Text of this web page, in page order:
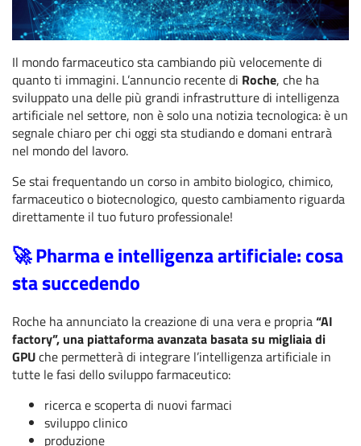
Il mondo farmaceutico sta cambiando più velocemente di
quanto ti immagini. L’annuncio recente di Roche, che ha
sviluppato una delle più grandi infrastrutture di intelligenza
artificiale nel settore, non è solo una notizia tecnologica: è un
segnale chiaro per chi oggi sta studiando e domani entrarà
nel mondo del lavoro.
Se stai frequentando un corso in ambito biologico, chimico,
farmaceutico o biotecnologico, questo cambiamento riguarda
direttamente il tuo futuro professionale!
🚀 Pharma e intelligenza artificiale: cosa
sta succedendo
Roche ha annunciato la creazione di una vera e propria“AI
factory”, una piattaforma avanzata basata su migliaia di
GPUche permetterà di integrare l’intelligenza artificiale in
tutte le fasi dello sviluppo farmaceutico:
ricerca e scoperta di nuovi farmaci
sviluppo clinico
produzione